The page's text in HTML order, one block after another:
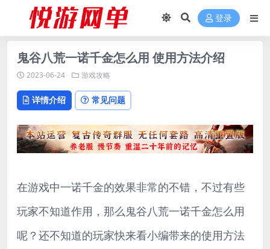
登录
鬼谷八荒一诺千金怎么用 使用方法介绍
2023-06-24 游戏攻略
详情介绍 常见问题
在游戏中一诺千金的效果非常的不错，不过有些
玩家不知道作用，那么鬼谷八荒一诺千金怎么用
呢？还不知道的玩家快来看小编带来的使用方法